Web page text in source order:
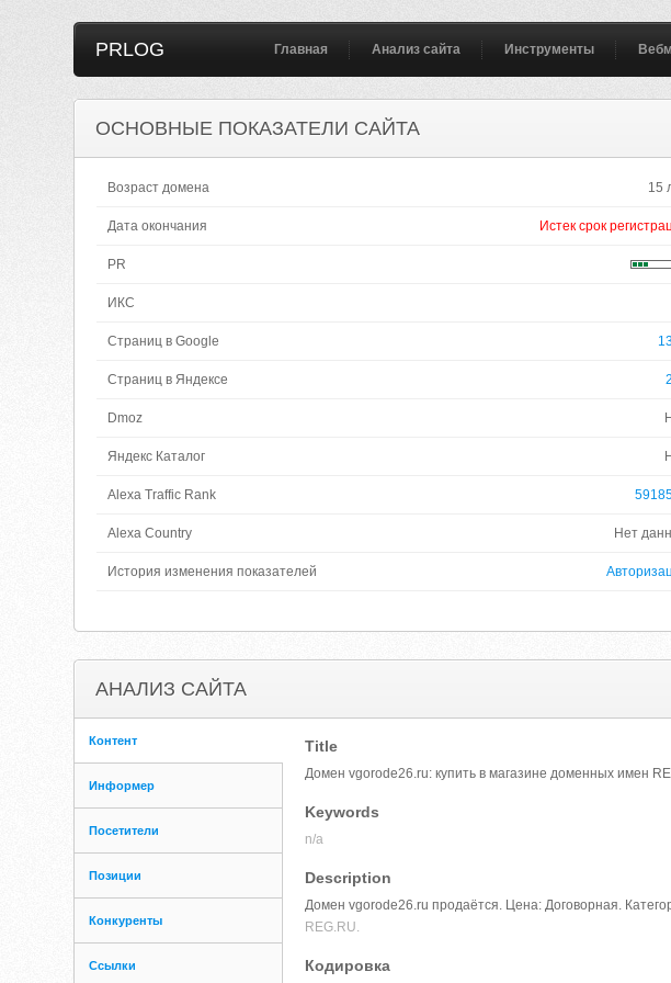
PRLOG Главная Анализ сайта Инструменты
ОСНОВНЫЕ ПОКАЗАТЕЛИ САЙТА
Возраст домена 15
Дата окончания Истек срок
PR
ИКС
Страниц в Google
Страниц в Яндексе
Dmoz
Яндекс Каталог
Alexa Traffic Rank
Alexa Country Нет
История изменения показателей
АНАЛИЗ САЙТА
Контент
Информер
Посетители
Позиции
Конкуренты
Ссылки
Title
Домен vgorode26.ru: купить в магазине доменных имен
Keywords
n/a
Description
Домен vgorode26.ru продаётся. Цена: Договорная.
REG.RU.
Кодировка